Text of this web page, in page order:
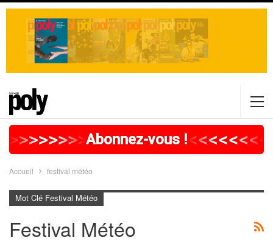
>>>>>>>>>>>>>>>>>
Abonnez-vous !<<<<<<<<
Accueil festival météo
Mot Clé Festival Météo
Festival Météo